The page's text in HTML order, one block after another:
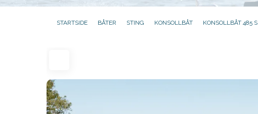
STARTSIDE BÅTER STING KONSOLLBÅT KONSOLLBÅT 485 S